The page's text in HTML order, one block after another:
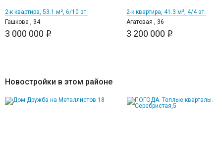
2-к квартира, 53.1 м², 6/10 эт.
Гашкова , 34
3 000 000 i
2-к квартира, 41.3 м², 4/4 эт.
Агатовая , 36
3 200 000 i
Новостройки в этом районе